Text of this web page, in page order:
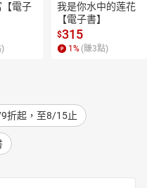
電子
)
我是你水中的莲花
【電子書】
$315
1 % (賺3點)
折起，至8/15止